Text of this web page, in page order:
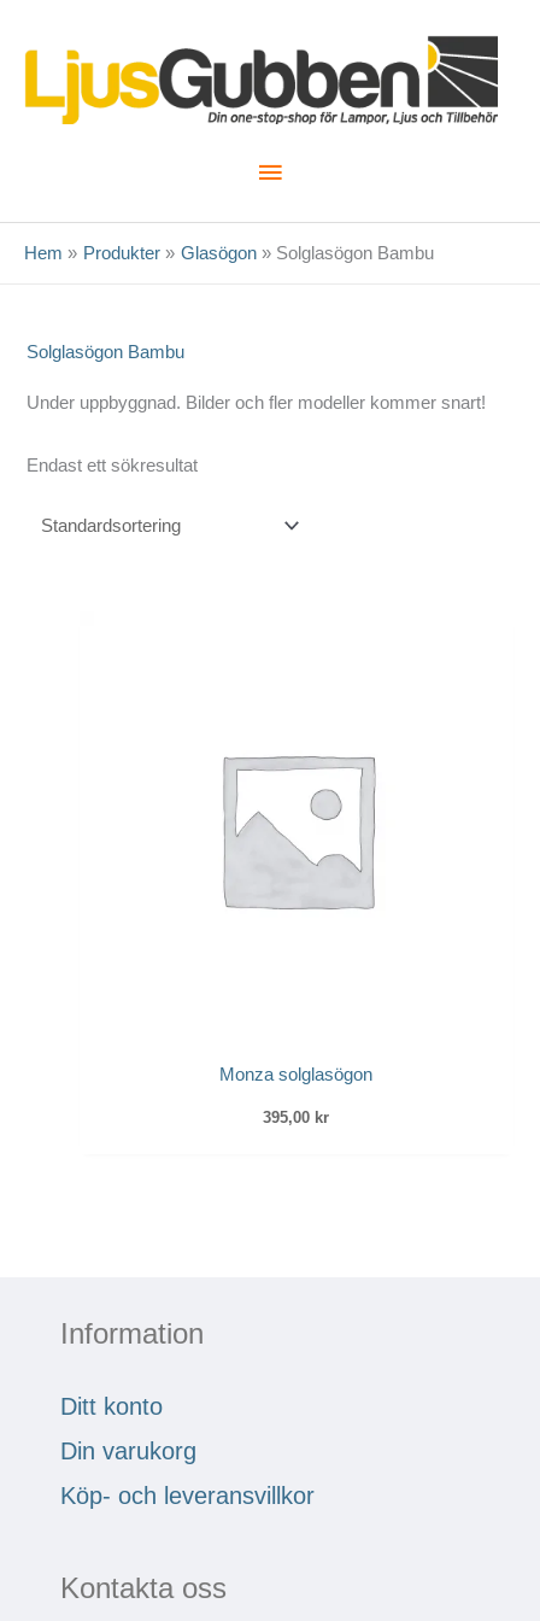
Huvudmeny
Hem Produkter Glasögon Solglasögon Bambu
Solglasögon Bambu
Under uppbyggnad. Bilder och fler modeller kommer snart!
Endast ett sökresultat
Monza solglasögon
395,00 kr
Information
Ditt konto
Din varukorg
Köp- och leveransvillkor
Kontakta oss